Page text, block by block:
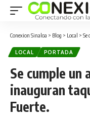
Conexion Sinaloa > Blog > Local > Se
LOCAL PORTADA
Se cumple un
inauguran
Fuerte.